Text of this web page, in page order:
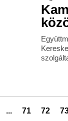
... 71 72